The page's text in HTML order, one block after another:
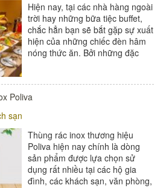
Hiện nay, tại các nhà hàng ngoài
trời hay những bữa tiệc buffet,
chắc hẳn bạn sẽ bắt gặp sự xuất
hiện của những chiếc đèn hâm
nóng thức ăn. Bởi những đặc
Poliva
sạn
Thùng rác inox thương hiệu
Poliva hiện nay chính là dòng
sản phẩm được lựa chọn sử
dụng rất nhiều tại các hộ gia
đình, các khách sạn, văn phòng,